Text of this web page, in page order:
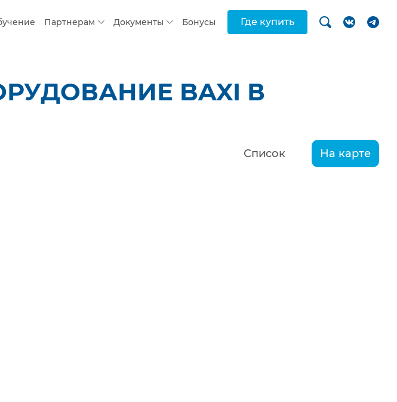
Партнерам Документы Бонусы Где купить
BAXI В
Список На карте